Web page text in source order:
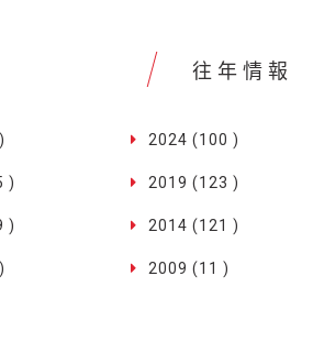
往年情報
2024 (100 )
) 2019 (123 )
) 2014 (121 )
2009 (11 )